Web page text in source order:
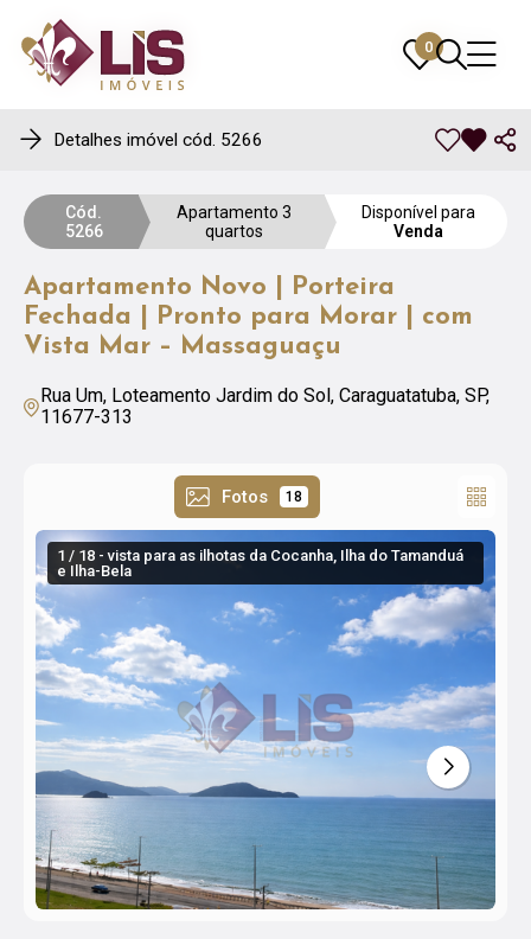
0
0
Detalhes imóvel cód. 5266
Cód.
5266
Apartamento 3
quartos
Disponível para
Venda
Apartamento Novo | Porteira
Fechada | Pronto para Morar | com
Vista Mar – Massaguaçu
Rua Um, Loteamento Jardim do Sol, Caraguatatuba, SP,
11677-313
Fotos 18
1 / 18 - vista para as ilhotas da Cocanha, Ilha do Tamanduá
e Ilha-Bela